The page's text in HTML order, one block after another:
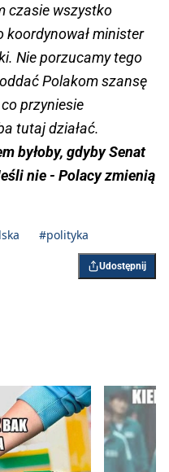
czasie wszystko
koordynował minister
Nie porzucamy tego
Polakom szansę
przyniesie
tutaj działać.
byłoby, gdyby Senat
nie - Polacy zmienią
#polityka
Udostępnij